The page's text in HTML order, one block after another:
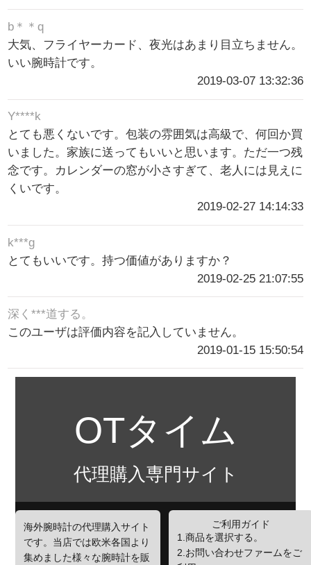
b＊＊q
大気、フライヤーカード、夜光はあまり目立ちません。
いい腕時計です。
2019-03-07 13:32:36
Y****k
とても悪くないです。包装の雰囲気は高級で、何回か買
いました。家族に送ってもいいと思います。ただ一つ残
念です。カレンダーの窓が小さすぎて、老人には見えに
くいです。
2019-02-27 14:14:33
k***g
とてもいいです。持つ価値がありますか？
2019-02-25 21:07:55
深く***道する。
このユーザは評価内容を記入していません。
2019-01-15 15:50:54
OTタイム
代理購入専門サイト
海外腕時計の代理購入サイト
です。当店では欧米各国より
集めました様々な腕時計を販
ご利用ガイド
1.商品を選択する。
2.お問い合わせファームをご